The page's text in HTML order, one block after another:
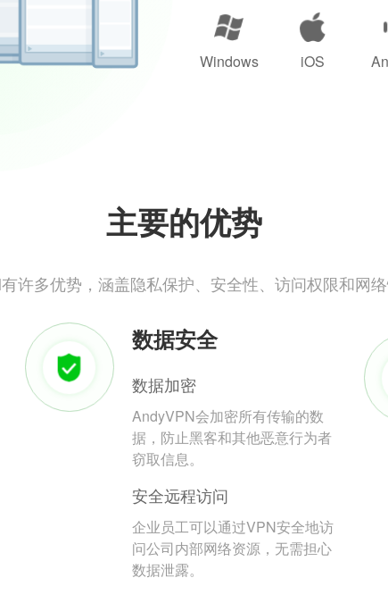
Windows iOS
主要的优势
许多优势，涵盖隐私保护、安全性、访问权限和网
数据安全
数据加密
AndyVPN会加密所有传输的数
据，防止黑客和其他恶意行为者
窃取信息。
安全远程访问
企业员工可以通过VPN安全地访
问公司内部网络资源，无需担心
数据泄露。